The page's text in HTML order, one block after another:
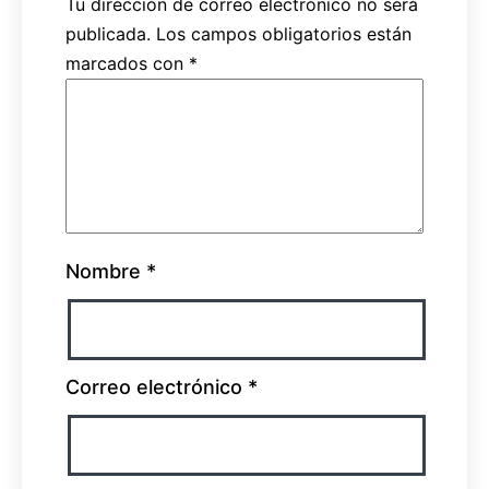
Tu dirección de correo electrónico no será
publicada. Los campos obligatorios están
marcados con *
Nombre *
Correo electrónico *